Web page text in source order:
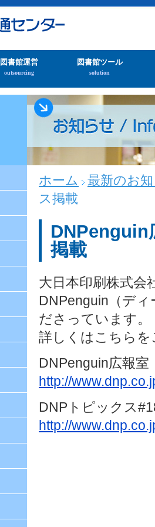
図書館運営
outsourcing
図書館ツール
solution
ホーム
最新のお
ス掲載
DNPenguin
掲載
大日本印刷株式会
DNPenguin（デ
ださっています。
詳しくはこちら
DNPenguin広報室
http://
DNPトピックス
http://